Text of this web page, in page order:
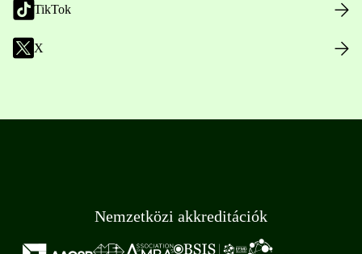
TikTok
X
Nemzetközi akkreditációk